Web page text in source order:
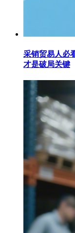
采销贸易人必
才是破局关键